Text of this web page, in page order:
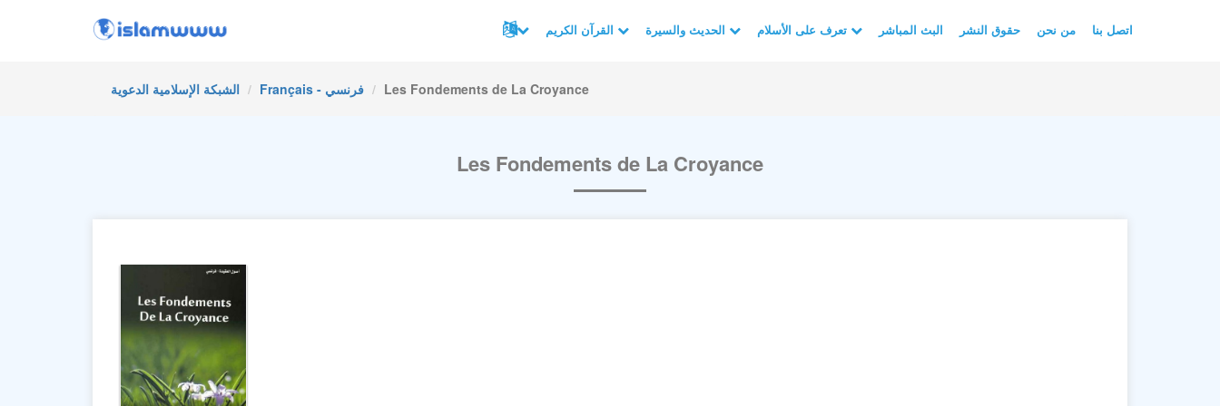
البث المباشر حقوق النشر من نحن اتصل بنا
الشبكة الإسلامية الدعوية Français - فرنسي Les Fondements de La Croyance
Les Fondements de La Croyance